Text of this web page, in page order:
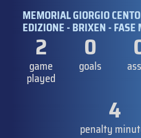
MEMORIAL GIORGIO
EDIZIONE - BRIXEN - FASE
2
game
played
0
goals
4
penalty